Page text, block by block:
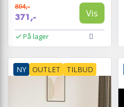
804,-
371,- Vis
På lager
NY OUTLET TILBUD